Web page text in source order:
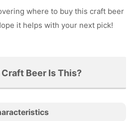
where to buy this craft beer
it helps with your next pick!
Beer Is This?